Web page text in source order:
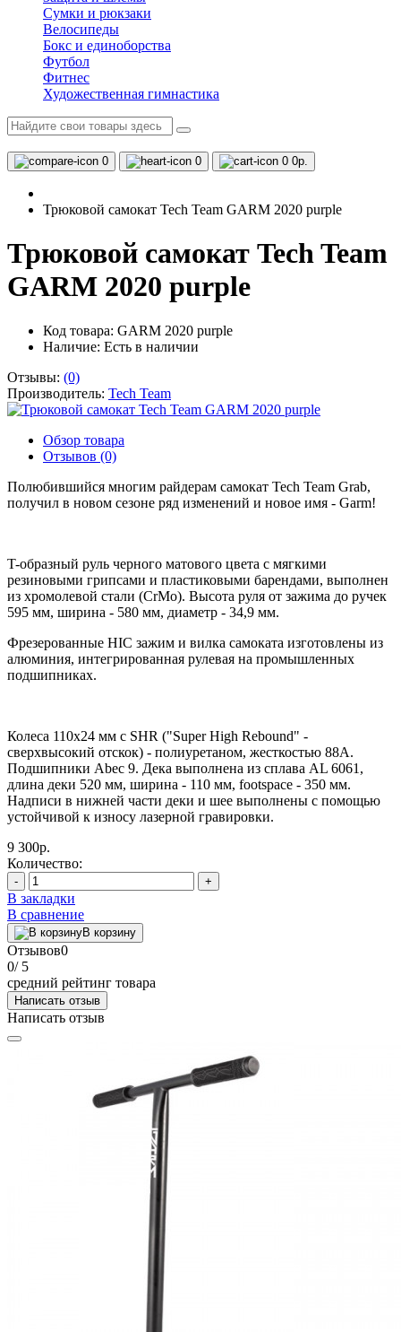
Сумки и рюкзаки
Велосипеды
Бокс и единоборства
Футбол
Фитнес
Художественная гимнастика
0 0 0 0р.
Трюковой самокат Tech Team GARM 2020 purple
Трюковой самокат Tech Team
GARM 2020 purple
Код товара: GARM 2020 purple
Наличие: Есть в наличии
Отзывы: (0)
Производитель: Tech Team
Обзор товара
Отзывов (0)
Полюбившийся многим райдерам самокат Tech Team Grab,
получил в новом сезоне ряд изменений и новое имя - Garm!
T-образный руль черного матового цвета с мягкими
резиновыми грипсами и пластиковыми барендами, выполнен
из хромолевой стали (CrMo). Высота руля от зажима до ручек
595 мм, ширина - 580 мм, диаметр - 34,9 мм.
Фрезерованные HIC зажим и вилка самоката изготовлены из
алюминия, интегрированная рулевая на промышленных
подшипниках.
Колеса 110x24 мм c SHR ("Super High Rebound" -
сверхвысокий отскок) - полиуретаном, жесткостью 88A.
Подшипники Abec 9. Дека выполнена из сплава AL 6061,
длина деки 520 мм, ширина - 110 мм, footspace - 350 мм.
Надписи в нижней части деки и шее выполнены с помощью
устойчивой к износу лазерной гравировки.
9 300р.
Количество:
- +
В закладки
В сравнение
В корзину
Отзывов0
0/ 5
средний рейтинг товара
Написать отзыв
Написать отзыв